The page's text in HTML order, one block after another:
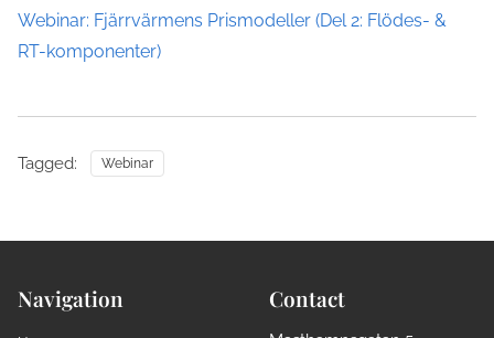
Webinar: Fjärrvärmens Prismodeller (Del 2: Flödes- &
RT-komponenter)
Tagged: Webinar
Navigation Contact